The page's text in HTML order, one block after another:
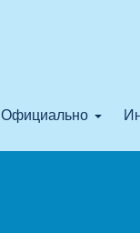
Официально